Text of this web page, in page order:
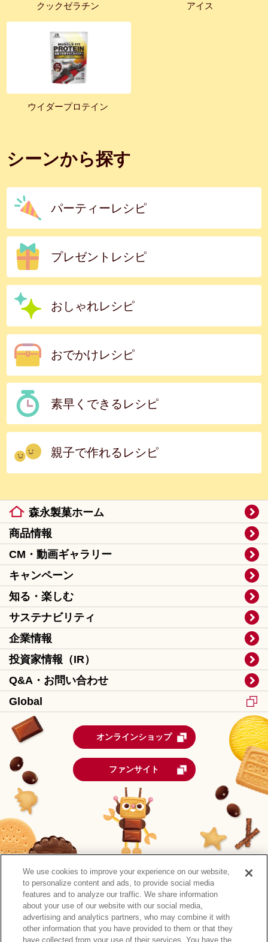
クックゼラチン アイス
ウイダープロテイン
シーンから探す
パーティーレシピ
プレゼントレシピ
おしゃれレシピ
おでかけレシピ
素早くできるレシピ
親子で作れるレシピ
森永製菓ホーム
商品情報
CM・動画ギャラリー
キャンペーン
知る・楽しむ
サステナビリティ
企業情報
投資家情報（IR）
Q&A・お問い合わせ
Global
オンラインショップ
ファンサイト
森永製菓公式アカウント一覧
We use cookies to improve your experience on our website,
to personalize content and ads, to provide social media
features and to analyze our traffic. We share information
about your use of our website with our social media,
advertising and analytics partners, who may combine it with
other information that you have provided to them or that they
have collected from your use of their services. You have the